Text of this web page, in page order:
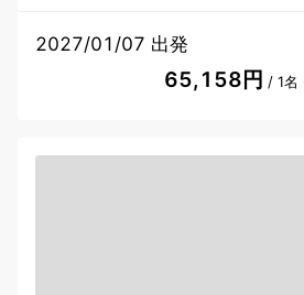
2027/01/07 出発
65,158円 / 1名